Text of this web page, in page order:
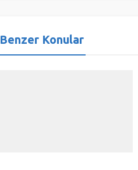
Benzer Konular